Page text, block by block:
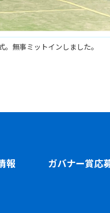
。無事ミットインしました。
報 ガバナー賞応